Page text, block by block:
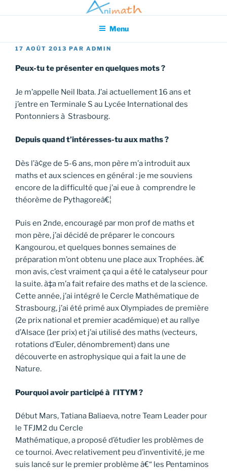
au
principal
Association pour l'Animation en Mathématiques
Menu
PUBLIÉ
17 AOÛT 2013 PAR ADMIN
Peux-tu te présenter en quelques mots ?
Je m’appelle Neil Ibata. J’ai actuellement 16 ans et
j’entre en Terminale S au Lycée International des
Pontonniers à Strasbourg.
Depuis quand t’intéresses-tu aux maths ?
Dès l’à¢ge de 5-6 ans, mon père m’a introduit aux
maths et aux sciences en général : je me souviens
encore de la difficulté que j’ai eue à comprendre le
théorème de Pythagoreâ€¦
Puis en 2nde, encouragé par mon prof de maths et
mon père, j’ai décidé de préparer le concours
Kangourou, et quelques bonnes semaines de
préparation m’ont obtenu une place aux Trophées. à€
mon avis, c’est vraiment ça qui a été le catalyseur pour
la suite. à‡a m’a fait refaire des maths et de la science.
Cette année, j’ai intégré le Cercle Mathématique de
Strasbourg, j’ai été primé aux Olympiades de première
(2e prix national et premier académique) et au rallye
d’Alsace (1er prix) et j’ai utilisé des maths (vecteurs,
rotations d’Euler, dénombrement) dans une
découverte en astrophysique qui a fait la une de
Nature.
Pourquoi avoir participé à l’ITYM ?
Début Mars, Tatiana Baliaeva, notre Team Leader pour
le TFJM2 du Cercle
Mathématique, a proposé d’étudier les problèmes de
ce tournoi. Avec relativement peu d’inventivité, je me
suis lancé sur le premier problème â€“ les Pentaminos